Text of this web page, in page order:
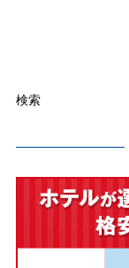
検索